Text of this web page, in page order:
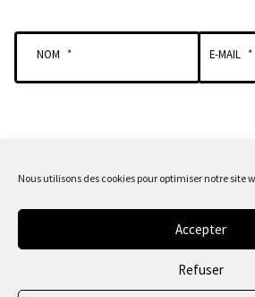
Nous utilisons des cookies pour optimiser notre site
Accepter
Refuser
NOM * E-MAIL *